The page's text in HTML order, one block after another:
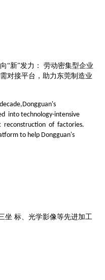
“新”发力： 劳动密集型企业
对接平台，助力东莞制造业
's
into technology-intensive
reconstruction of factories.
to help Dongguan's
坐 标、光学影像等先进加工